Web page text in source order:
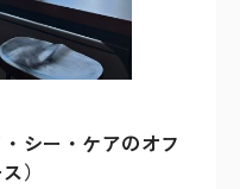
シー・ケアのオフ
）